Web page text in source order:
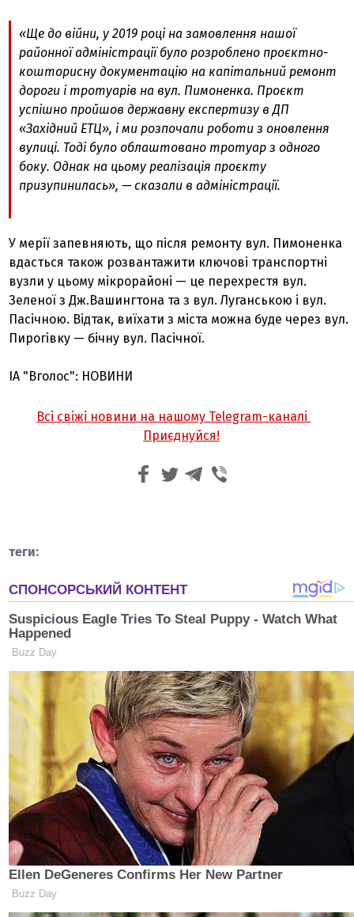
«Ще до війни, у 2019 році на замовлення нашої
районної адміністрації було розроблено проєктно-
кошторисну документацію на капітальний ремонт
дороги і тротуарів на вул. Пимоненка. Проєкт
успішно пройшов державну експертизу в ДП
«Західний ЕТЦ», і ми розпочали роботи з оновлення
вулиці. Тоді було облаштовано тротуар з одного
боку. Однак на цьому реалізація проєкту
призупинилась», — сказали в адміністрації.
У мерії запевняють, що після ремонту вул. Пимоненка
вдасться також розвантажити ключові транспортні
вузли у цьому мікрорайоні — це перехрестя вул.
Зеленої з Дж.Вашингтона та з вул. Луганською і вул.
Пасічною. Відтак, виїхати з міста можна буде через вул.
Пирогівку — бічну вул. Пасічної.
ІА "Вголос": НОВИНИ
Всі свіжі новини на нашому Telegram-каналі
Приєднуйся!